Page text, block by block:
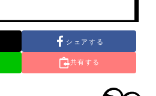
シェアする
共有する